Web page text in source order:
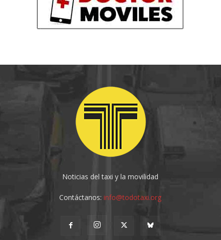
Noticias del taxi y la movilidad
Contáctanos:info@todotaxi.org